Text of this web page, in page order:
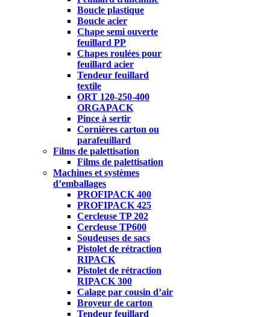
Boucle plastique
Boucle acier
Chape semi ouverte
feuillard PP
Chapes roulées pour
feuillard acier
Tendeur feuillard
textile
ORT 120-250-400
ORGAPACK
Pince à sertir
Cornières carton ou
parafeuillard
Films de palettisation
Films de palettisation
Machines et systèmes
d’emballages
PROFIPACK 400
PROFIPACK 425
Cercleuse TP 202
Cercleuse TP600
Soudeuses de sacs
Pistolet de rétraction
RIPACK
Pistolet de rétraction
RIPACK 300
Calage par cousin d’air
Broyeur de carton
Tendeur feuillard